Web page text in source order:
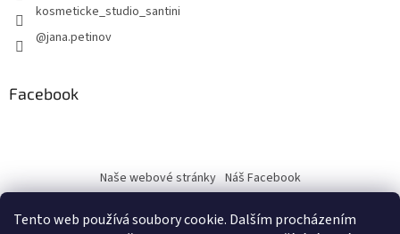
Tento web používá soubory cookie. Dalším procházením
kosmeticke_studio_santini
@jana.petinov
Facebook
Naše webové stránky Náš Facebook